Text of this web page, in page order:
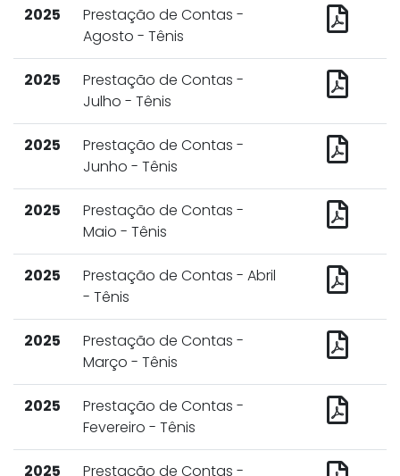
2025
Prestação de Contas -
Agosto - Tênis
2025
Prestação de Contas -
Julho - Tênis
2025
Prestação de Contas -
Junho - Tênis
2025
Prestação de Contas -
Maio - Tênis
2025
Prestação de Contas - Abril
- Tênis
2025
Prestação de Contas -
Março - Tênis
2025
Prestação de Contas -
Fevereiro - Tênis
2025
Prestação de Contas -